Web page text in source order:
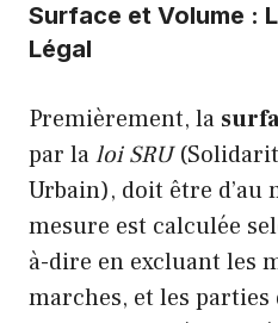
Surface et Volume :
Légal
Premièrement, la
par laloi SRU
Urbain), doit être
mesure est calculée
à-dire en excluant les
marches, et les